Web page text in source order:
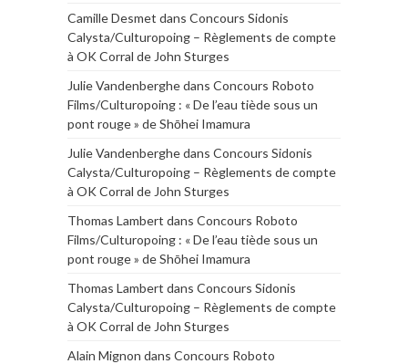
Camille Desmet dans Concours Sidonis
Calysta/Culturopoing – Règlements de compte
à OK Corral de John Sturges
Julie Vandenberghedans Concours Roboto
Films/Culturopoing : « De l’eau tiède sous un
pont rouge » de Shōhei Imamura
Julie Vandenberghedans Concours Sidonis
Calysta/Culturopoing – Règlements de compte
à OK Corral de John Sturges
Thomas Lambert dans Concours Roboto
Films/Culturopoing : « De l’eau tiède sous un
pont rouge » de Shōhei Imamura
Thomas Lambert dans Concours Sidonis
Calysta/Culturopoing – Règlements de compte
à OK Corral de John Sturges
Alain Mignon dans Concours Roboto